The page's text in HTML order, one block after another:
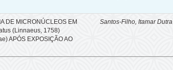
DE MICRONÚCLEOS EM
(Linnaeus, 1758)
APÓS EXPOSIÇÃO AO
Santos-Filho, Itamar Dutra